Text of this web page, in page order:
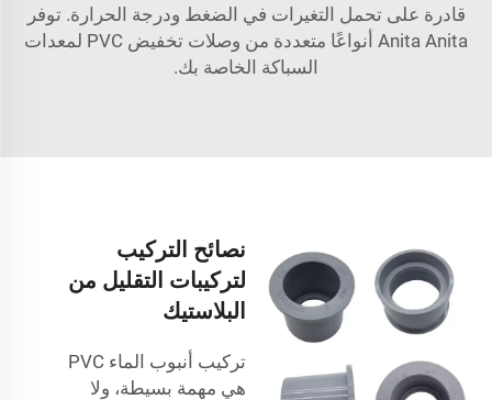
قادرة على تحمل التغيرات في الضغط ودرجة الحرارة. توفر
Anita Anita أنواعًا متعددة من وصلات تخفيض PVC لمعدات
السباكة الخاصة بك.
نصائح التركيب
لتركيبات التقليل من
البلاستيك
تركيب أنبوب الماء PVC
هي مهمة بسيطة، ولا